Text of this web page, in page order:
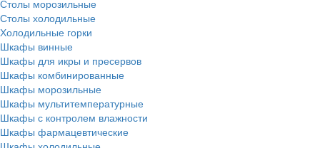
Столы морозильные
Столы холодильные
Холодильные горки
Шкафы винные
Шкафы для икры и пресервов
Шкафы комбинированные
Шкафы морозильные
Шкафы мультитемпературные
Шкафы с контролем влажности
Шкафы фармацевтические